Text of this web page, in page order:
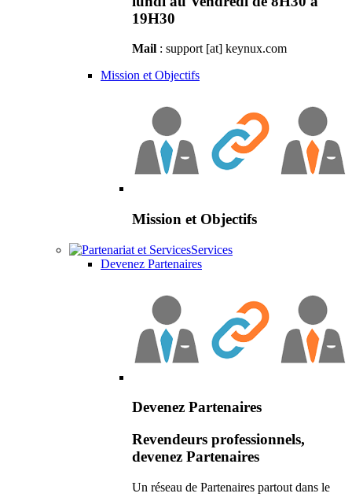
19H30
Mail : support [at] keynux.com
Mission et Objectifs
Mission et Objectifs
Services
Devenez Partenaires
Devenez Partenaires
Revendeurs professionnels,
devenez Partenaires
Un réseau de Partenaires partout dans le